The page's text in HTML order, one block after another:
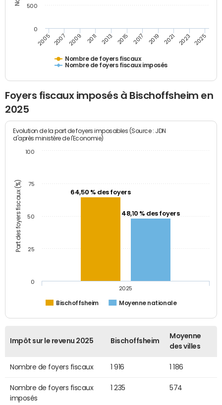
Nombre de foyers fiscaux
Nombre de foyers fiscaux imposés
2005 2007 2009 2011 2013 2015 2017 2019 2021 2023 2025
0
500
Foyers fiscaux imposés à Bischoffsheim en
2025
Part des foyers fiscaux (%)
Evolution de la part de foyers imposables (Source : JDN
d'après ministère de l'Economie)
64,50 % des foyers
48,10 % des foyers
Bischoffsheim Moyenne nationale
2025
0
25
50
75
100
Impôt sur le revenu 2025 Bischoffsheim
Moyenne
des villes
Nombre de foyers fiscaux 1 916 1 186
Nombre de foyers fiscaux
imposés
1 235 574